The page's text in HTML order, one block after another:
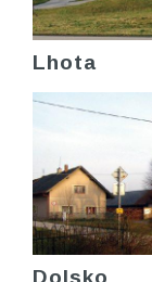
Lhota
Dolsko